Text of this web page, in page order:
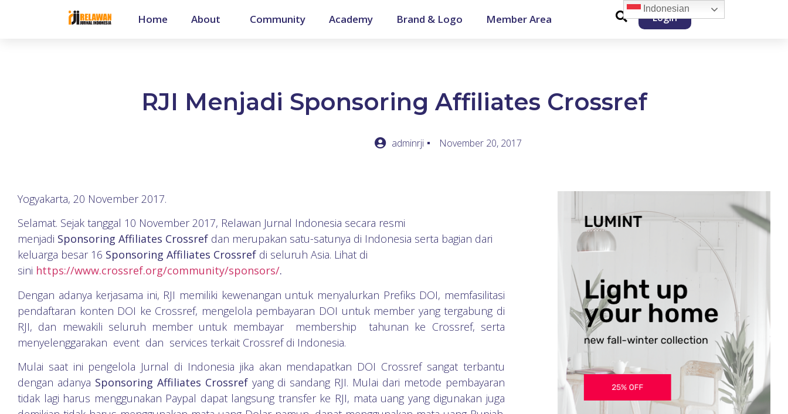
Home About Community Academy Brand & Logo Member Area Login
RJI Menjadi Sponsoring Affiliates Crossref
adminrji November 20, 2017
Yogyakarta, 20 November 2017.
Selamat. Sejak tanggal 10 November 2017, Relawan Jurnal Indonesia secara resmi
menjadi Sponsoring Affiliates Crossref dan merupakan satu-satunya di Indonesia serta bagian dari
keluarga besar 16 Sponsoring Affiliates Crossref di seluruh Asia. Lihat di
sini https://www.crossref.org/community/sponsors/.
Dengan adanya kerjasama ini, RJI memiliki kewenangan untuk menyalurkan Prefiks DOI, memfasilitasi
pendaftaran konten DOI ke Crossref, mengelola pembayaran DOI untuk member yang tergabung di
RJI, dan mewakili seluruh member untuk membayar membership tahunan ke Crossref, serta
menyelenggarakan event dan services terkait Crossref di Indonesia.
Mulai saat ini pengelola Jurnal di Indonesia jika akan mendapatkan DOI Crossref sangat terbantu
dengan adanya Sponsoring Affiliates Crossrefyang di sandang RJI. Mulai dari metode pembayaran
tidak lagi harus menggunakan Paypal dapat langsung transfer ke RJI, mata uang yang digunakan juga
Indonesian